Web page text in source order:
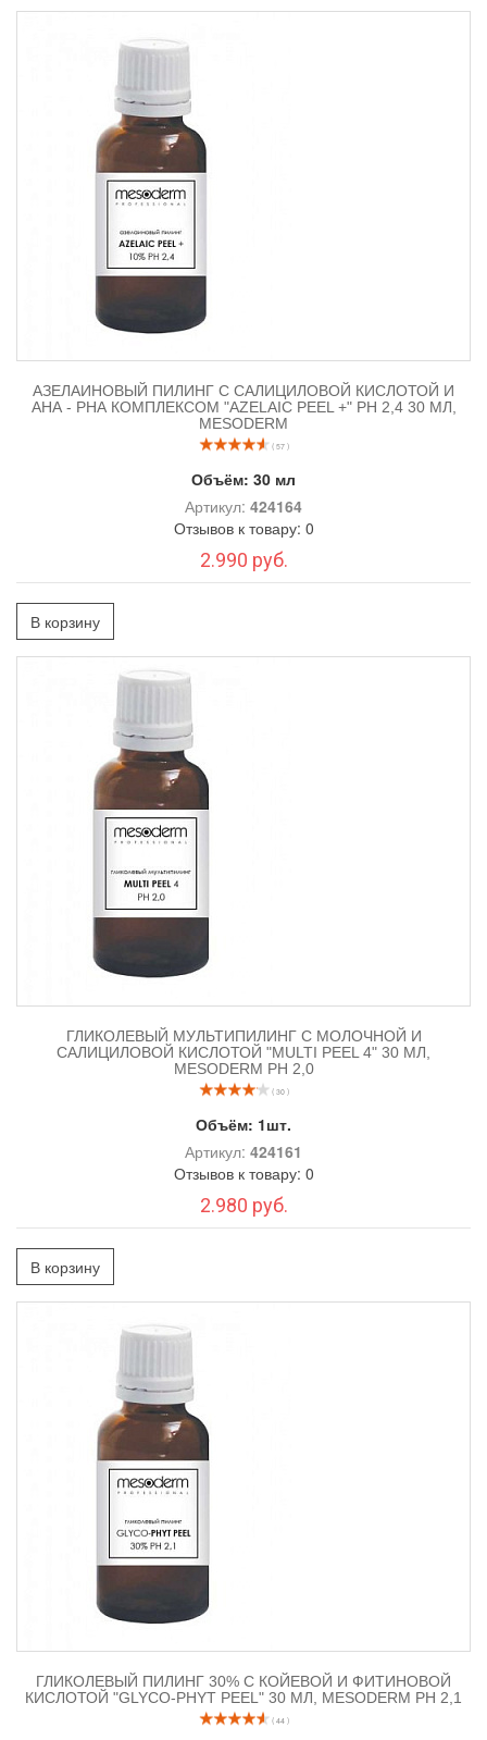
АЗЕЛАИНОВЫЙ ПИЛИНГ С САЛИЦИЛОВОЙ КИСЛОТОЙ И
АНА - РНА КОМПЛЕКСОМ "AZELAIC PEEL +" РН 2,4 30 МЛ,
MESODERM
( 57 )
Объём: 30 мл
Артикул: 424164
Отзывов к товару: 0
2.990 руб.
В корзину
ГЛИКОЛЕВЫЙ МУЛЬТИПИЛИНГ С МОЛОЧНОЙ И
САЛИЦИЛОВОЙ КИСЛОТОЙ "MULTI PEEL 4" 30 МЛ,
MESODERM РН 2,0
( 30 )
Объём: 1шт.
Артикул: 424161
Отзывов к товару: 0
2.980 руб.
В корзину
ГЛИКОЛЕВЫЙ ПИЛИНГ 30% С КОЙЕВОЙ И ФИТИНОВОЙ
КИСЛОТОЙ "GLYCO-PHYT PEEL" 30 МЛ, MESODERM РН 2,1
( 44 )